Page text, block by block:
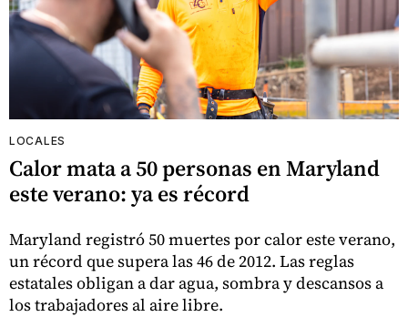
LOCALES
Calor mata a 50 personas en Maryland
este verano: ya es récord
Maryland registró 50 muertes por calor este verano,
un récord que supera las 46 de 2012. Las reglas
estatales obligan a dar agua, sombra y descansos a
los trabajadores al aire libre.